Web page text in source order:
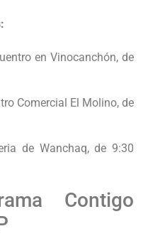
en Vinocanchón, de
Comercial El Molino, de
de Wanchaq, de 9:30
Contigo